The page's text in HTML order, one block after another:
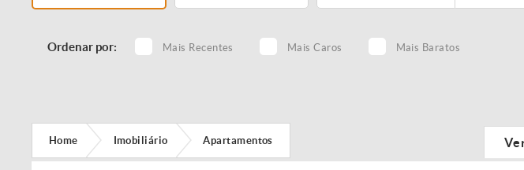
Ordenar por: Mais Recentes Mais Caros Mais Baratos
Home Imobiliário Apartamentos